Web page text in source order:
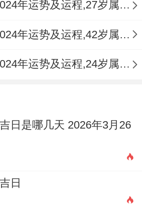
1997年属牛女2024年运势及运程,27岁属牛人2024全年每月运势女性如何
1982年属狗女2024年运势及运程,42岁属狗人2024全年每月运势女性如何
2000年属龙女2024年运势及运程,24岁属龙人2024全年每月运势女性如何
日是哪几天 2026年3月26
日